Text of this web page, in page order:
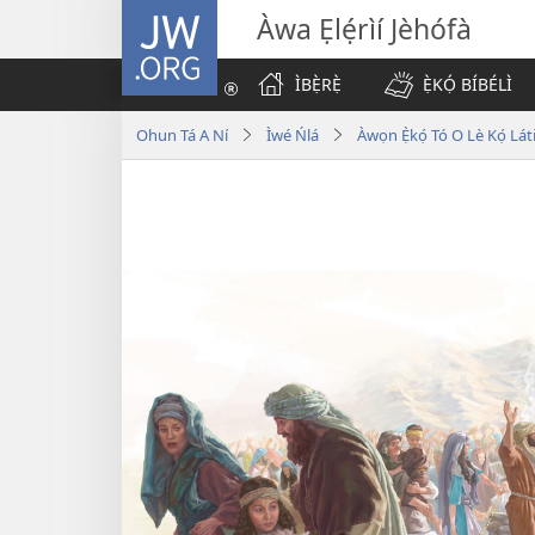
JW.ORG Àwa Ẹlẹ́rìí Jèhófà
ÌBẸ̀RẸ̀
Ẹ̀KỌ́ BÍBÉLÌ
Ohun Tá A Ní Ìwé Ńlá Àwọn Ẹ̀kọ́ Tó O Lè Kọ́